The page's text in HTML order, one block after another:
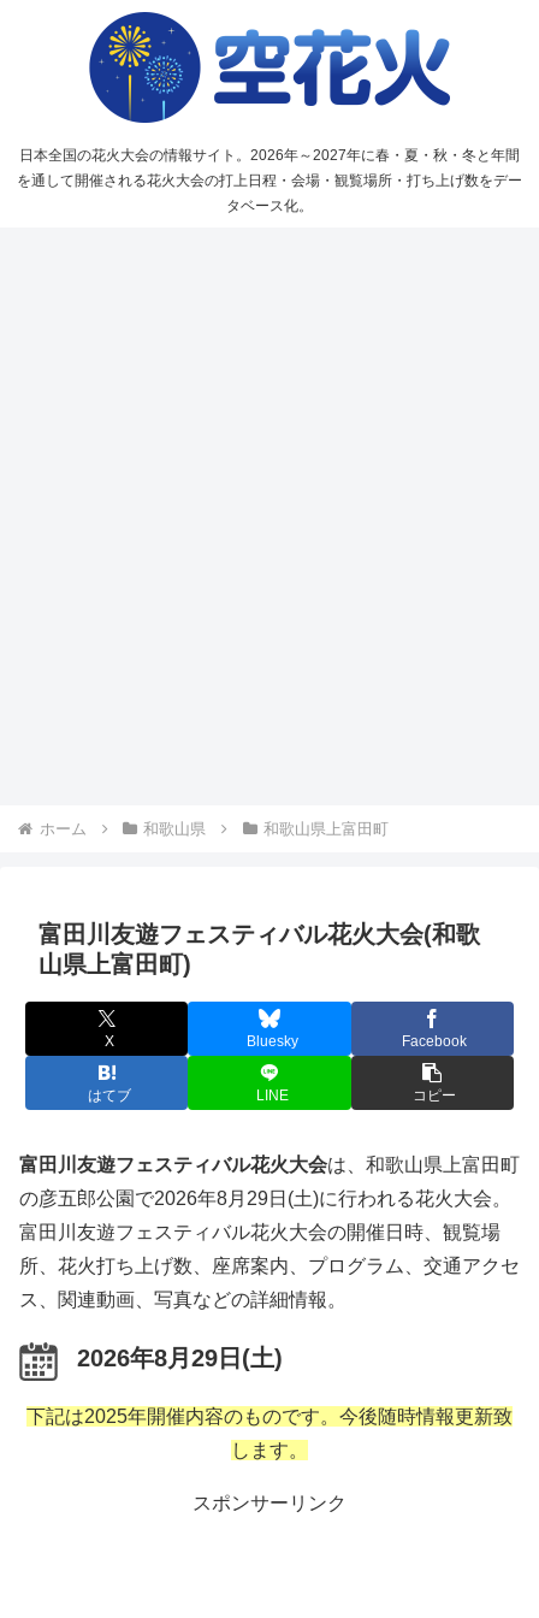
日本全国の花火大会の情報サイト。2026年～2027年に春・夏・秋・冬と年間
を通して開催される花火大会の打上日程・会場・観覧場所・打ち上げ数をデー
タベース化。
ホーム 和歌山県 和歌山県上富田町
富田川友遊フェスティバル花火大会(和歌
山県上富田町)
X Bluesky Facebook
はてブ LINE コピー
富田川友遊フェスティバル花火大会は、和歌山県上富田町
の彦五郎公園で2026年8月29日(土)に行われる花火大会。
富田川友遊フェスティバル花火大会の開催日時、観覧場
所、花火打ち上げ数、座席案内、プログラム、交通アクセ
ス、関連動画、写真などの詳細情報。
2026年8月29日(土)
下記は2025年開催内容のものです。今後随時情報更新致
します。
スポンサーリンク